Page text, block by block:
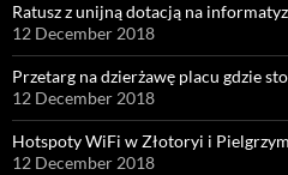
Ratusz z unijną dotacją na
12 December 2018
Przetarg na dzierżawę placu gdzie
12 December 2018
Hotspoty WiFi w Złotoryi i
12 December 2018